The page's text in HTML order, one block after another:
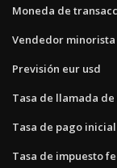
Moneda de
Vendedor minorista
Previsión eur usd
Tasa de llamada
Tasa de pago
Tasa de impuesto